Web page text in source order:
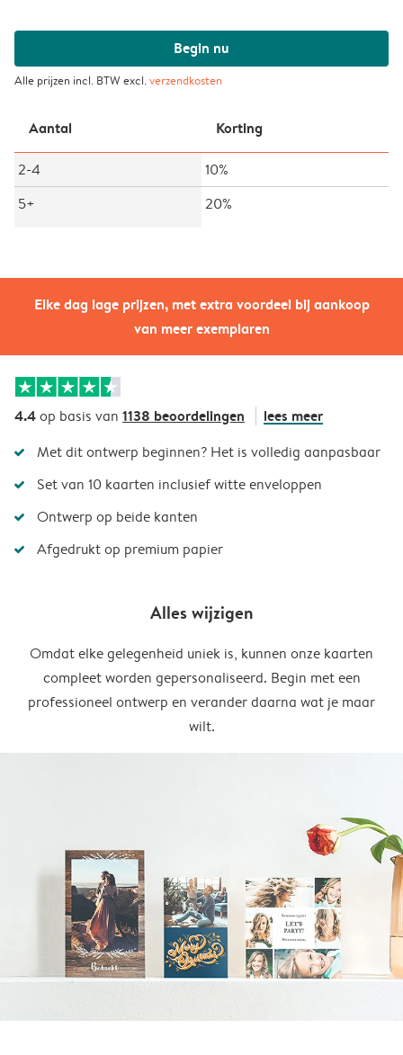
Elke dag lage prijzen, met extra voordeel bij aankoop
van meer exemplaren
Begin nu
Alle prijzen incl. BTW excl.verzendkosten
Aantal Korting
2-4
10%
5+
20%
4.4op basis van 1138 beoordelingen lees meer
Met dit ontwerp beginnen? Het is volledig aanpasbaar
Set van 10 kaarten inclusief witte enveloppen
Ontwerp op beide kanten
Afgedrukt op premium papier
Alles wijzigen
Omdat elke gelegenheid uniek is, kunnen onze kaarten
compleet worden gepersonaliseerd. Begin met een
professioneel ontwerp en verander daarna wat je maar
wilt.